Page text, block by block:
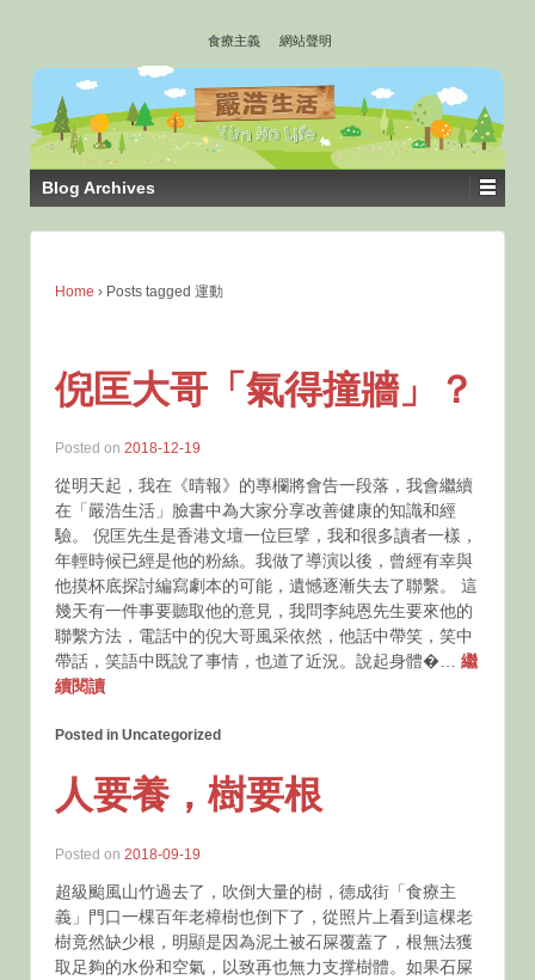
TO
MAIN
CONTENT
食療主義 網站聲明
Blog Archives
Home › Posts tagged 運動
倪匡大哥「氣得撞牆」？
Posted on 2018-12-19
從明天起，我在《晴報》的專欄將會告一段落，我會繼續
在「嚴浩生活」臉書中為大家分享改善健康的知識和經
驗。 倪匡先生是香港文壇一位巨擘，我和很多讀者一樣，
年輕時候已經是他的粉絲。我做了導演以後，曾經有幸與
他摸杯底探討編寫劇本的可能，遺憾逐漸失去了聯繫。 這
幾天有一件事要聽取他的意見，我問李純恩先生要來他的
聯繫方法，電話中的倪大哥風采依然，他話中帶笑，笑中
帶話，笑語中既說了事情，也道了近況。說起身體�… 繼
續閱讀
Posted in Uncategorized
人要養，樹要根
Posted on 2018-09-19
超級颱風山竹過去了，吹倒大量的樹，德成街「食療主
義」門口一棵百年老樟樹也倒下了，從照片上看到這棵老
樹竟然缺少根，明顯是因為泥土被石屎覆蓋了，根無法獲
取足夠的水份和空氣，以致再也無力支撑樹體。如果石屎